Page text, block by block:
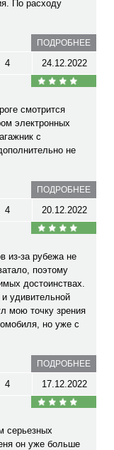
По расходу
ПОДРОБНЕЕ
4 24.12.2022
смотрится
электронных
с
не
ПОДРОБНЕЕ
4 20.12.2022
из-за рубежа не
поэтому
достоинствах.
удивительной
мою точку зрения
но уже с
ПОДРОБНЕЕ
4 17.12.2022
серьезных
он уже больше